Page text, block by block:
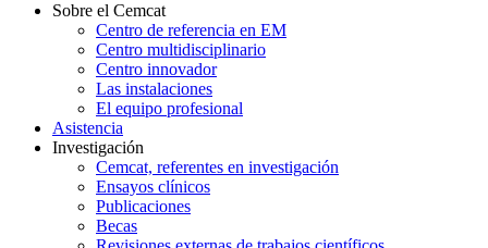
Sobre el Cemcat
Centro de referencia en EM
Centro multidisciplinario
Centro innovador
Las instalaciones
El equipo profesional
Asistencia
Investigación
Cemcat, referentes en investigación
Ensayos clínicos
Publicaciones
Becas